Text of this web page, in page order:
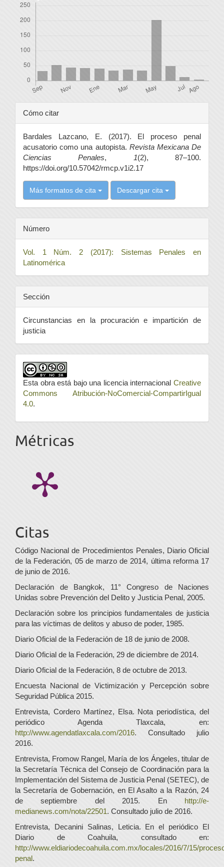
Detalles
del
artículo
Cómo citar
Bardales Lazcano, E. (2017). El proceso penal
acusatorio como una autopista. Revista Mexicana De
Ciencias Penales, 1(2), 87–100.
https://doi.org/10.57042/rmcp.v1i2.17
Más formatos de cita Descargar cita
Número
Vol. 1 Núm. 2 (2017): Sistemas Penales en
Latinomérica
Sección
Circunstancias en la procuración e impartición de
justicia
Esta obra está bajo una licencia internacional Creative
Commons Atribución-NoComercial-CompartirIgual
4.0.
Métricas
Citas
Código Nacional de Procedimientos Penales, Diario Oficial
de la Federación, 05 de marzo de 2014, última reforma 17
de junio de 2016.
Declaración de Bangkok, 11° Congreso de Naciones
Unidas sobre Prevención del Delito y Justicia Penal, 2005.
Declaración sobre los principios fundamentales de justicia
para las víctimas de delitos y abuso de poder, 1985.
Diario Oficial de la Federación de 18 de junio de 2008.
Diario Oficial de la Federación, 29 de diciembre de 2014.
Diario Oficial de la Federación, 8 de octubre de 2013.
Encuesta Nacional de Victimización y Percepción sobre
Seguridad Pública 2015.
Entrevista, Cordero Martínez, Elsa. Nota periodística, del
periódico Agenda Tlaxcala, en:
http://www.agendatlaxcala.com/2016. Consultado julio
2016.
Entrevista, Fromow Rangel, María de los Ángeles, titular de
la Secretaría Técnica del Consejo de Coordinación para la
Implementación del Sistema de Justicia Penal (SETEC), de
la Secretaría de Gobernación, en El Asalto a la Razón, 24
de septiembre del 2015. En http://e-
medianews.com/nota/22501. Consultado julio de 2016.
Entrevista, Decanini Salinas, Leticia. En el periódico El
Diario de Coahuila, consultado en:
http://www.eldiariodecoahuila.com.mx/locales/2016/7/15/
penal.